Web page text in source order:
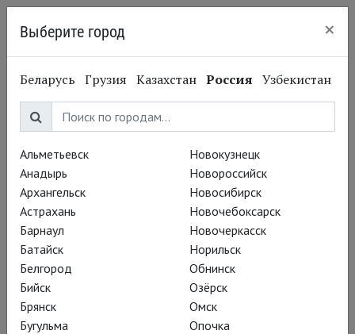
Выберите город ×
Беларусь Грузия Казахстан Россия Узбекистан
Альметьевск
Анадырь
Архангельск
Астрахань
Барнаул
Батайск
Белгород
Бийск
Брянск
Бугульма
Новокузнецк
Новороссийск
Новосибирск
Новочебоксарск
Новочеркасск
Норильск
Обнинск
Озёрск
Омск
Опочка